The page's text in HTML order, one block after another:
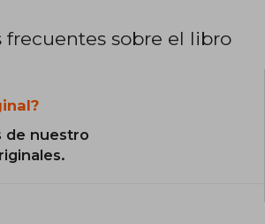
frecuentes sobre el libro
de nuestro